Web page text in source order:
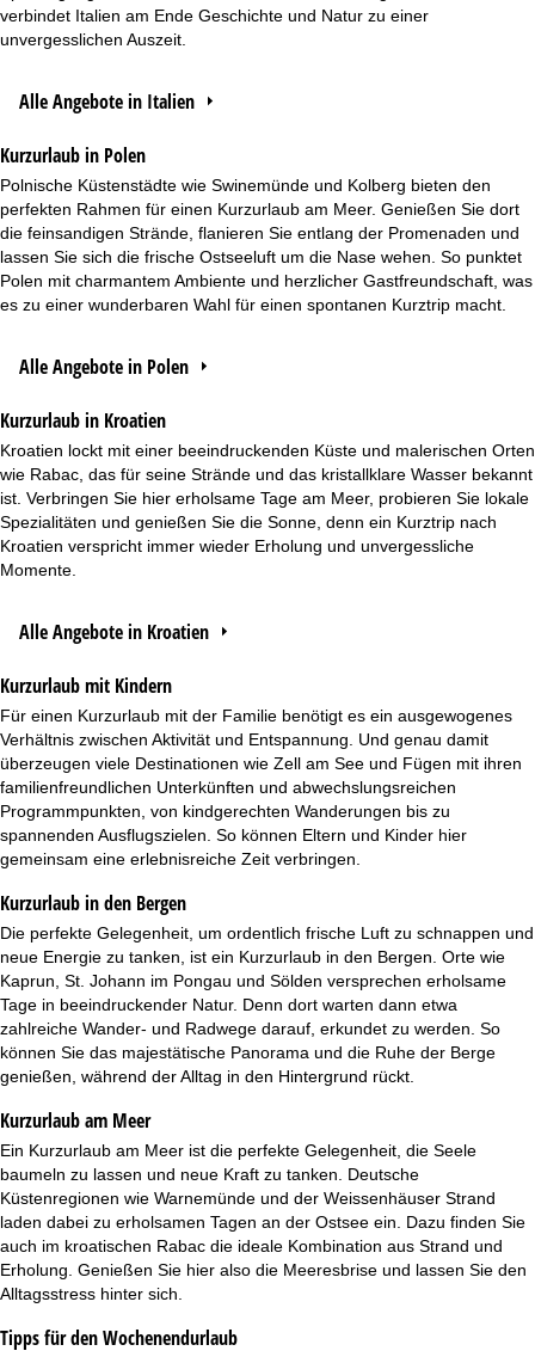
verbindet Italien am Ende Geschichte und Natur zu einer
unvergesslichen Auszeit.
Alle Angebote in Italien
Kurzurlaub in Polen
Polnische Küstenstädte wie Swinemünde und Kolberg bieten den
perfekten Rahmen für einen Kurzurlaub am Meer. Genießen Sie dort
die feinsandigen Strände, flanieren Sie entlang der Promenaden und
lassen Sie sich die frische Ostseeluft um die Nase wehen. So punktet
Polen mit charmantem Ambiente und herzlicher Gastfreundschaft, was
es zu einer wunderbaren Wahl für einen spontanen Kurztrip macht.
Alle Angebote in Polen
Kurzurlaub in Kroatien
Kroatien lockt mit einer beeindruckenden Küste und malerischen Orten
wie Rabac, das für seine Strände und das kristallklare Wasser bekannt
ist. Verbringen Sie hier erholsame Tage am Meer, probieren Sie lokale
Spezialitäten und genießen Sie die Sonne, denn ein Kurztrip nach
Kroatien verspricht immer wieder Erholung und unvergessliche
Momente.
Alle Angebote in Kroatien
Kurzurlaub mit Kindern
Für einen Kurzurlaub mit der Familie benötigt es ein ausgewogenes
Verhältnis zwischen Aktivität und Entspannung. Und genau damit
überzeugen viele Destinationen wie Zell am See und Fügen mit ihren
familienfreundlichen Unterkünften und abwechslungsreichen
Programmpunkten, von kindgerechten Wanderungen bis zu
spannenden Ausflugszielen. So können Eltern und Kinder hier
gemeinsam eine erlebnisreiche Zeit verbringen.
Kurzurlaub in den Bergen
Die perfekte Gelegenheit, um ordentlich frische Luft zu schnappen und
neue Energie zu tanken, ist ein Kurzurlaub in den Bergen. Orte wie
Kaprun, St. Johann im Pongau und Sölden versprechen erholsame
Tage in beeindruckender Natur. Denn dort warten dann etwa
zahlreiche Wander- und Radwege darauf, erkundet zu werden. So
können Sie das majestätische Panorama und die Ruhe der Berge
genießen, während der Alltag in den Hintergrund rückt.
Kurzurlaub am Meer
Ein Kurzurlaub am Meer ist die perfekte Gelegenheit, die Seele
baumeln zu lassen und neue Kraft zu tanken. Deutsche
Küstenregionen wie Warnemünde und der Weissenhäuser Strand
laden dabei zu erholsamen Tagen an der Ostsee ein. Dazu finden Sie
auch im kroatischen Rabac die ideale Kombination aus Strand und
Erholung. Genießen Sie hier also die Meeresbrise und lassen Sie den
Alltagsstress hinter sich.
Tipps für den Wochenendurlaub